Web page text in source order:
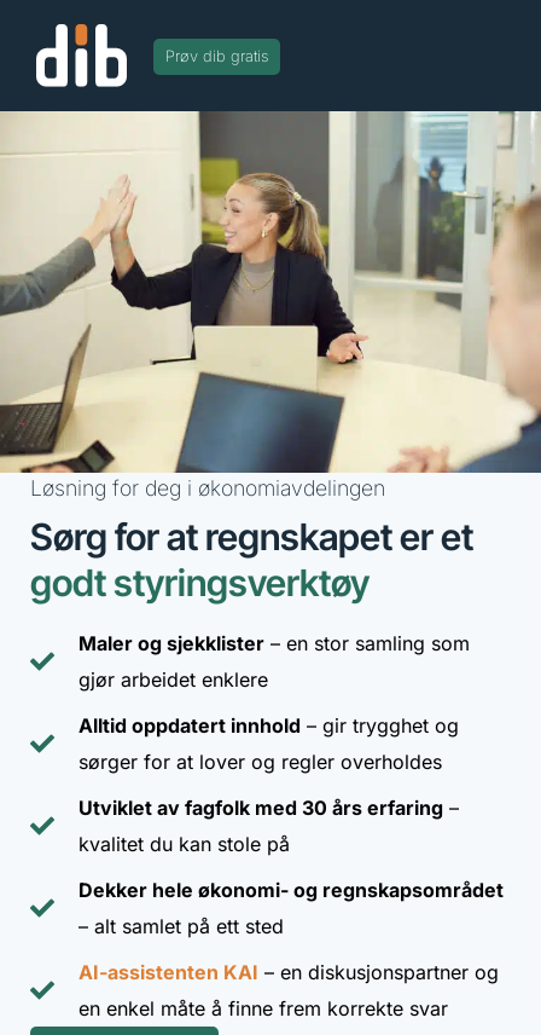
Prøv dib gratis
Løsning for deg i økonomiavdelingen
Sørg for at regnskapet er et
godt styringsverktøy
Maler og sjekklister – en stor samling som
gjør arbeidet enklere
Alltid oppdatert innhold – gir trygghet og
sørger for at lover og regler overholdes
Utviklet av fagfolk med 30 års erfaring –
kvalitet du kan stole på
Dekker hele økonomi- og regnskapsområdet
– alt samlet på ett sted
AI-assistenten KAI – en diskusjonspartner og
en enkel måte å finne frem korrekte svar